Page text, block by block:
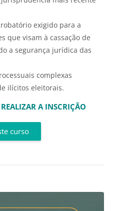
exigido para a
que visam à cassação de
a segurança jurídica das
complexas
ilícitos eleitorais.
A INSCRIÇÃO
curso